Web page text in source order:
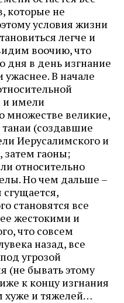
которые не
условия жизни
легче и
воочию, что
дня в день изгнание
ужаснее. В начале
и имели
множестве великие,
(создавшие
Иерусалимского и
затем гаоны;
относительно
Но чем дальше –
становятся все
жестокими и
что совсем
назад, все
угрозой
(не бывать этому
к концу изгнания
хуже и тяжелей…